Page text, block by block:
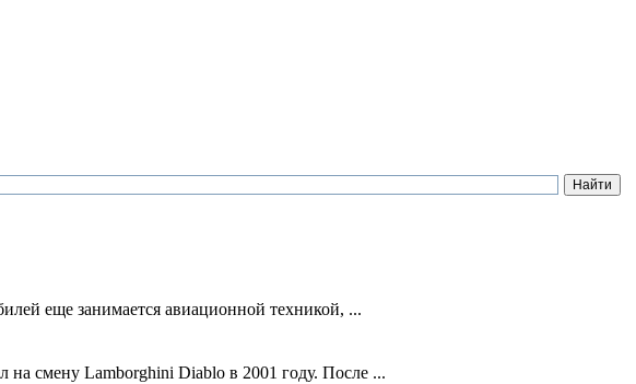
еще занимается авиационной техникой, ...
смену Lamborghini Diablo в 2001 году. После ...